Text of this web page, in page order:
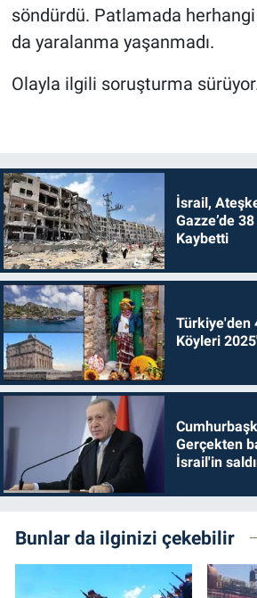
söndürdü. Patlamada herhangi
da yaralanma yaşanmadı.
Olayla ilgili soruşturma
İsrail,
Gazze’de
Kaybetti
Türkiye'den
Köyleri
Gerçekten
İsrail'in
Bunlar da ilginizi çekebilir